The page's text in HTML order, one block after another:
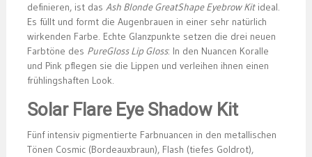
definieren, ist das Ash Blonde GreatShape Eyebrow Kitideal.
Es füllt und formt die Augenbrauen in einer sehr natürlich
wirkenden Farbe. Echte Glanzpunkte setzen die drei neuen
Farbtöne des PureGloss Lip Gloss: In den Nuancen Koralle
und Pink pflegen sie die Lippen und verleihen ihnen einen
frühlingshaften Look.
Solar Flare Eye Shadow Kit
Fünf intensiv pigmentierte Farbnuancen in den metallischen
Tönen Cosmic (Bordeauxbraun), Flash (tiefes Goldrot),